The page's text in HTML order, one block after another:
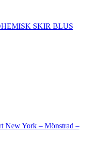
SKIR BLUS
New York – Mönstrad –